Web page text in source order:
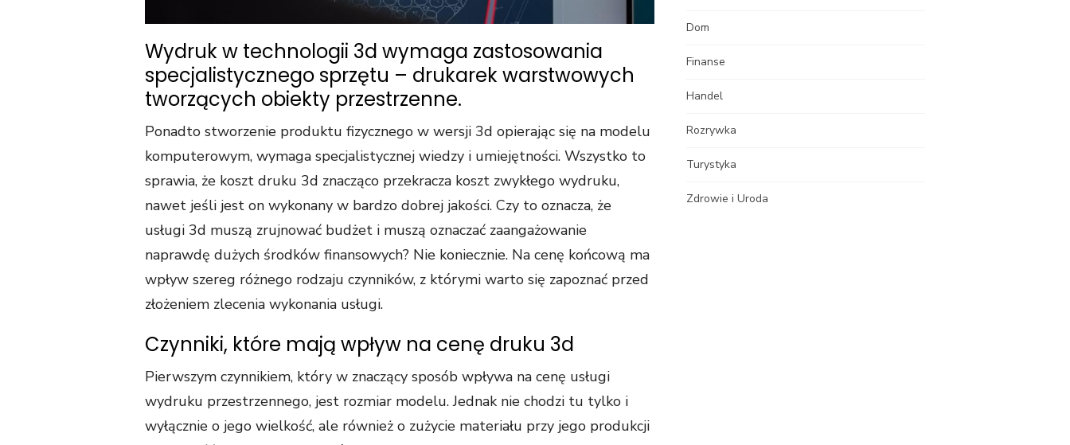
Wydruk w technologii 3d wymaga zastosowania
specjalistycznego sprzętu – drukarek warstwowych
tworzących obiekty przestrzenne.
Ponadto stworzenie produktu fizycznego w wersji 3d opierając się na modelu
komputerowym, wymaga specjalistycznej wiedzy i umiejętności. Wszystko to
sprawia, że koszt druku 3d znacząco przekracza koszt zwykłego wydruku,
nawet jeśli jest on wykonany w bardzo dobrej jakości. Czy to oznacza, że
usługi 3d muszą zrujnować budżet i muszą oznaczać zaangażowanie
naprawdę dużych środków finansowych? Nie koniecznie. Na cenę końcową ma
wpływ szereg różnego rodzaju czynników, z którymi warto się zapoznać przed
złożeniem zlecenia wykonania usługi.
Czynniki, które mają wpływ na cenę druku 3d
Pierwszym czynnikiem, który w znaczący sposób wpływa na cenę usługi
wydruku przestrzennego, jest rozmiar modelu. Jednak nie chodzi tu tylko i
wyłącznie o jego wielkość, ale również o zużycie materiału przy jego produkcji
Dom
Finanse
Handel
Rozrywka
Turystyka
Zdrowie i Uroda